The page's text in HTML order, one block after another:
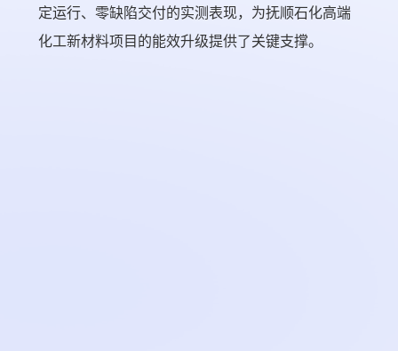
定运行、零缺陷交付的实测表现，为抚顺石化高端
化工新材料项目的能效升级提供了关键支撑。